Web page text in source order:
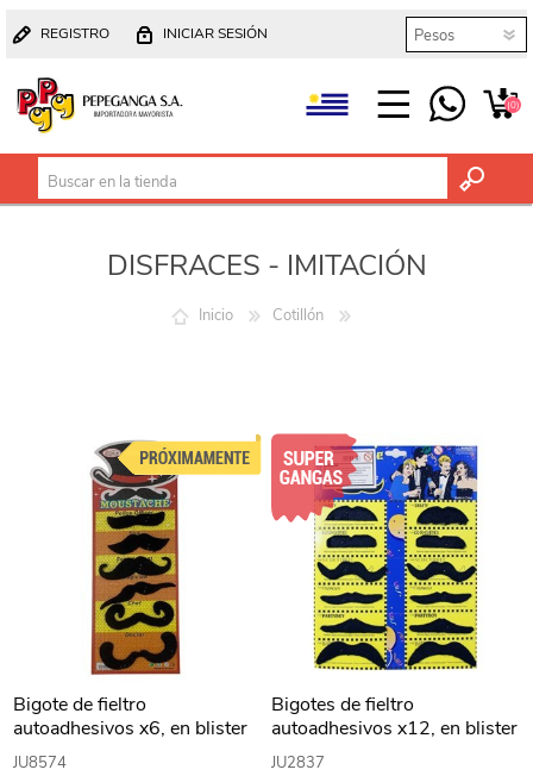
REGISTRO INICIAR SESIÓN
(0)
DISFRACES - IMITACIÓN
Inicio Cotillón
Bigote de fieltro
autoadhesivos x6, en blister
JU8574
Bigotes de fieltro
autoadhesivos x12, en blister
JU2837